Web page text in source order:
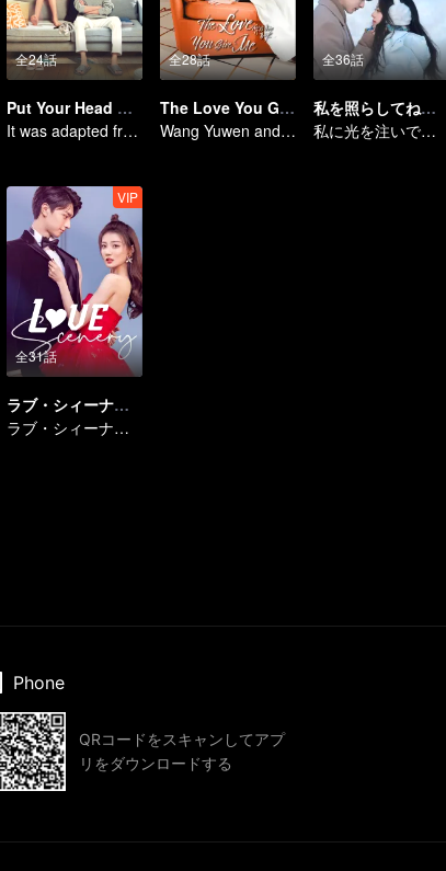
全24話
Put Your Head On My Shoulder (Eng Dub)
It was adapted from the same series of novels as "A Love so Beautiful"
全28話
The Love You Give Me
Wang Yuwen and Wang Ziqi Work Again as a Couple
全36話
私を照らしてね（英語吹替）
私に光を注いでください
全31話
VIP
ラブ・シィーナァリィ～恋の季節に恋の景色～
ラブ・シィーナァリィ～恋の季節に恋の景色～
Phone
QRコードをスキャンしてアプ
リをダウンロードする